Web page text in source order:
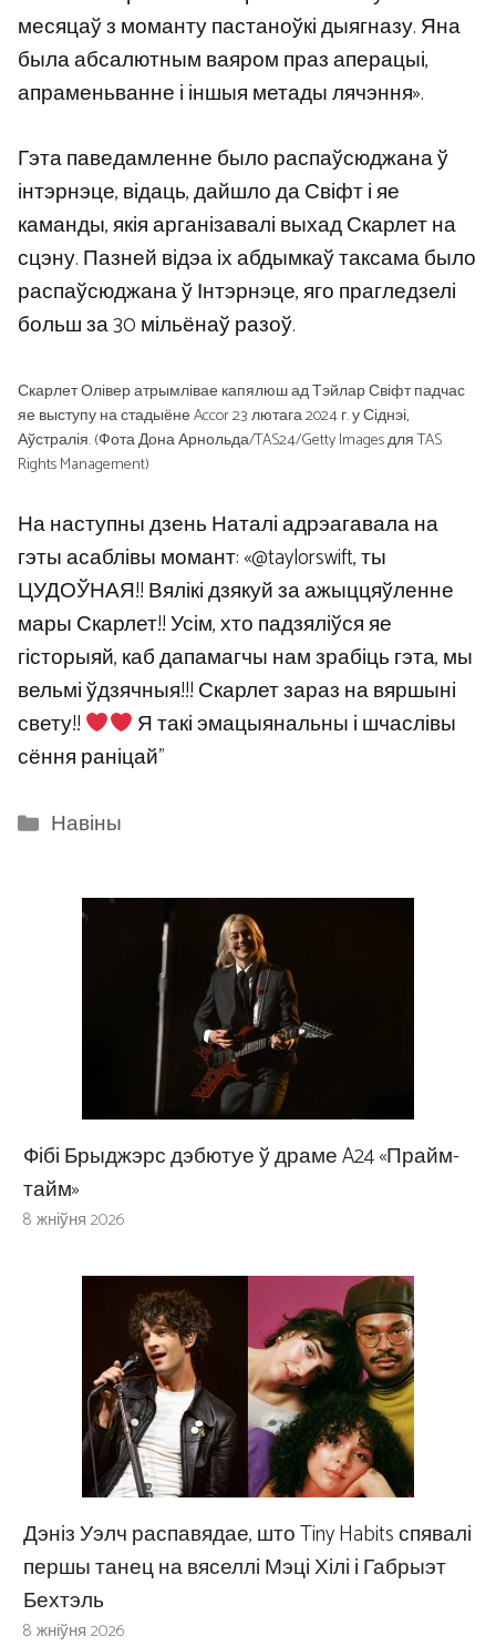
месяцаў з моманту пастаноўкі дыягназу. Яна
была абсалютным ваяром праз аперацыі,
апраменьванне і іншыя метады лячэння».
Гэта паведамленне было распаўсюджана ў
інтэрнэце, відаць, дайшло да Свіфт і яе
каманды, якія арганізавалі выхад Скарлет на
сцэну. Пазней відэа іх абдымкаў таксама было
распаўсюджана ў Інтэрнэце, яго прагледзелі
больш за 30 мільёнаў разоў.
Скарлет Олівер атрымлівае капялюш ад Тэйлар Свіфт падчас
яе выступу на стадыёне Accor 23 лютага 2024 г. у Сіднэі,
Аўстралія. (Фота Дона Арнольда/TAS24/Getty Images для TAS
Rights Management)
На наступны дзень Наталі адрэагавала на
гэты асаблівы момант: «@taylorswift, ты
ЦУДОЎНАЯ!! Вялікі дзякуй за ажыццяўленне
мары Скарлет!! Усім, хто падзяліўся яе
гісторыяй, каб дапамагчы нам зрабіць гэта, мы
вельмі ўдзячныя!!! Скарлет зараз на вяршыні
свету!!
Я такі эмацыянальны і шчаслівы
сёння раніцай”
Categories
Навіны
Фібі Брыджэрс дэбютуе ў драме A24 «Прайм-
тайм»
8 жніўня 2026
Дэніз Уэлч распавядае, што Tiny Habits спявалі
першы танец на вяселлі Мэці Хілі і Габрыэт
Бехтэль
8 жніўня 2026